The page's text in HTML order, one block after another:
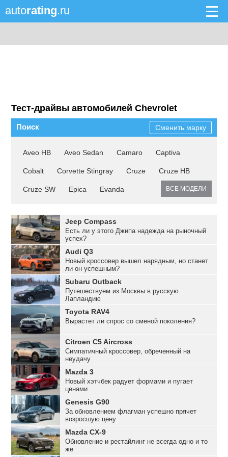
autorating.ru
Тест-драйвы автомобилей Chevrolet
Поиск Сменить марку
Aveo HB Aveo Sedan Camaro Captiva
Cobalt Corvette Stingray Cruze Cruze HB
Cruze SW Epica Evanda ВСЕ МОДЕЛИ
Jeep Compass
Есть ли у этого Джипа надежда на рыночный
успех?
Audi Q3
Новый кроссовер вышел нарядным, но станет
ли он успешным?
Subaru Outback
Путешествуем из Москвы в русскую
Лапландию
Toyota RAV4
Вырастет ли спрос со сменой поколения?
Citroen C5 Aircross
Симпатичный кроссовер, обреченный на
неудачу
Mazda 3
Новый хэтчбек радует формами и пугает
ценами
Genesis G90
За обновлением флагман успешно прячет
возросшую цену
Mazda CX-9
Обновление и рестайлинг не всегда одно и то
же